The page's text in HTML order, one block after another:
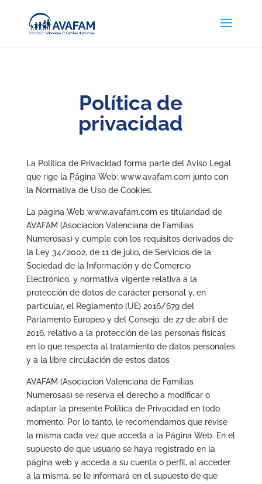
Política de
privacidad
La Política de Privacidad forma parte del Aviso Legal
que rige la Página Web: www.avafam.com junto con
la Normativa de Uso de Cookies.
La página Web www.avafam.com es titularidad de
AVAFAM (Asociacion Valenciana de Familias
Numerosas) y cumple con los requisitos derivados de
la Ley 34/2002, de 11 de julio, de Servicios de la
Sociedad de la Información y de Comercio
Electrónico, y normativa vigente relativa a la
protección de datos de carácter personal y, en
particular, el Reglamento (UE) 2016/679 del
Parlamento Europeo y del Consejo, de 27 de abril de
2016, relativo a la protección de las personas físicas
en lo que respecta al tratamiento de datos personales
y a la libre circulación de estos datos
AVAFAM (Asociacion Valenciana de Familias
Numerosas) se reserva el derecho a modificar o
adaptar la presente Política de Privacidad en todo
momento. Por lo tanto, le recomendamos que revise
la misma cada vez que acceda a la Página Web. En el
supuesto de que usuario se haya registrado en la
página web y acceda a su cuenta o perfil, al acceder
a la misma, se le informará en el supuesto de que